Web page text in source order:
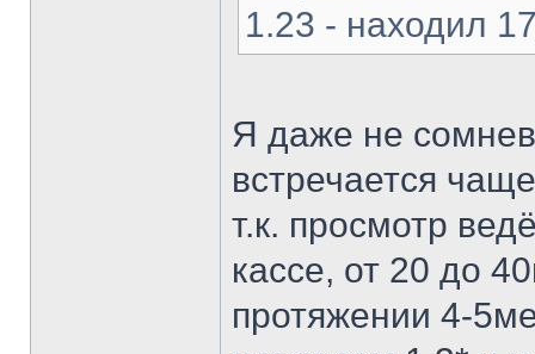
1.23 - находил
Я даже не
встречается
т.к. просмотр
кассе, от 20 до
протяжении 4-